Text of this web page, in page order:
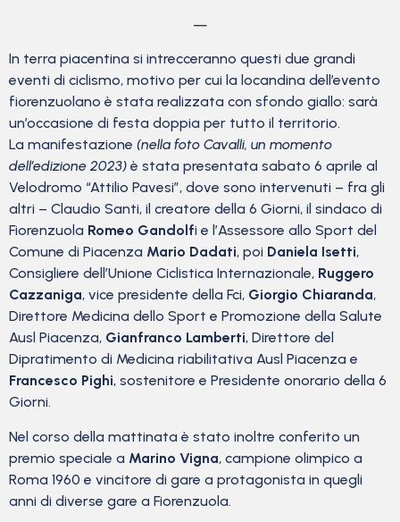
—
In terra piacentina si intrecceranno questi due grandi
eventi di ciclismo, motivo per cui la locandina dell’evento
fiorenzuolano è stata realizzata con sfondo giallo: sarà
un’occasione di festa doppia per tutto il territorio.
La manifestazione (nella foto Cavalli, un momento
dell’edizione 2023) è stata presentata sabato 6 aprile al
Velodromo “Attilio Pavesi”, dove sono intervenuti – fra gli
altri – Claudio Santi, il creatore della 6 Giorni, il sindaco di
Fiorenzuola Romeo Gandolfi e l’Assessore allo Sport del
Comune di Piacenza Mario Dadati, poi Daniela Isetti,
Consigliere dell’Unione Ciclistica Internazionale, Ruggero
Cazzaniga, vice presidente della Fci, Giorgio Chiaranda,
Direttore Medicina dello Sport e Promozione della Salute
Ausl Piacenza, Gianfranco Lamberti, Direttore del
Dipratimento di Medicina riabilitativa Ausl Piacenza e
Francesco Pighi, sostenitore e Presidente onorario della 6
Giorni.
Nel corso della mattinata è stato inoltre conferito un
premio speciale a Marino Vigna, campione olimpico a
Roma 1960 e vincitore di gare a protagonista in quegli
anni di diverse gare a Fiorenzuola.